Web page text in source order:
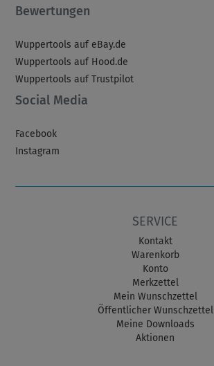
Bewertungen
Wuppertools auf eBay.de
Wuppertools auf Hood.de
Wuppertools auf Trustpilot
Social Media
Facebook
Instagram
SERVICE
Kontakt
Warenkorb
Konto
Merkzettel
Mein Wunschzettel
Öffentlicher Wunschzettel
Meine Downloads
Aktionen